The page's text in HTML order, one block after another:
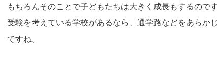
もちろんそのことで子どもたちは大きく成長もするので
受験を考えている学校があるなら、通学路などをあらか
ですね。